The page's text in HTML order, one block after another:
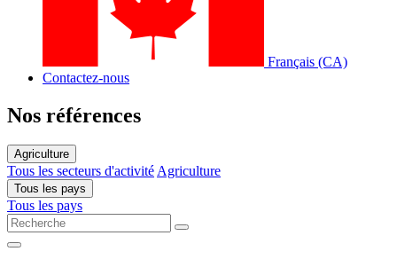
Français (CA)
Contactez-nous
Nos références
Agriculture
Tous les secteurs d'activitéAgriculture
Tous les pays
Tous les pays